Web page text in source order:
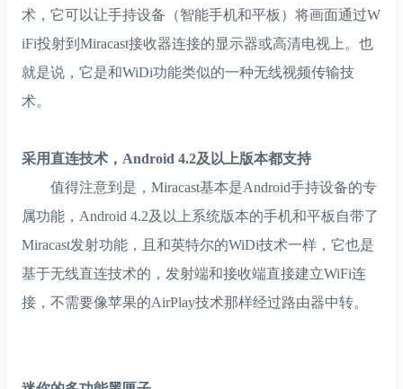
术，它可以让手持设备（智能手机和平板）将画面通过W
iFi投射到Miracast接收器连接的显示器或高清电视上。也
就是说，它是和WiDi功能类似的一种无线视频传输技
术。
采用直连技术，Android 4.2及以上版本都支持
值得注意到是，Miracast基本是Android手持设备的专
属功能，Android 4.2及以上系统版本的手机和平板自带了
Miracast发射功能，且和英特尔的WiDi技术一样，它也是
基于无线直连技术的，发射端和接收端直接建立WiFi连
接，不需要像苹果的AirPlay技术那样经过路由器中转。